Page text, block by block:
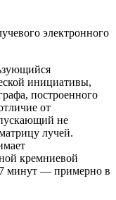
электронного
инициативы,
построенного
от
не
лучей.
кремниевой
минут — примерно в